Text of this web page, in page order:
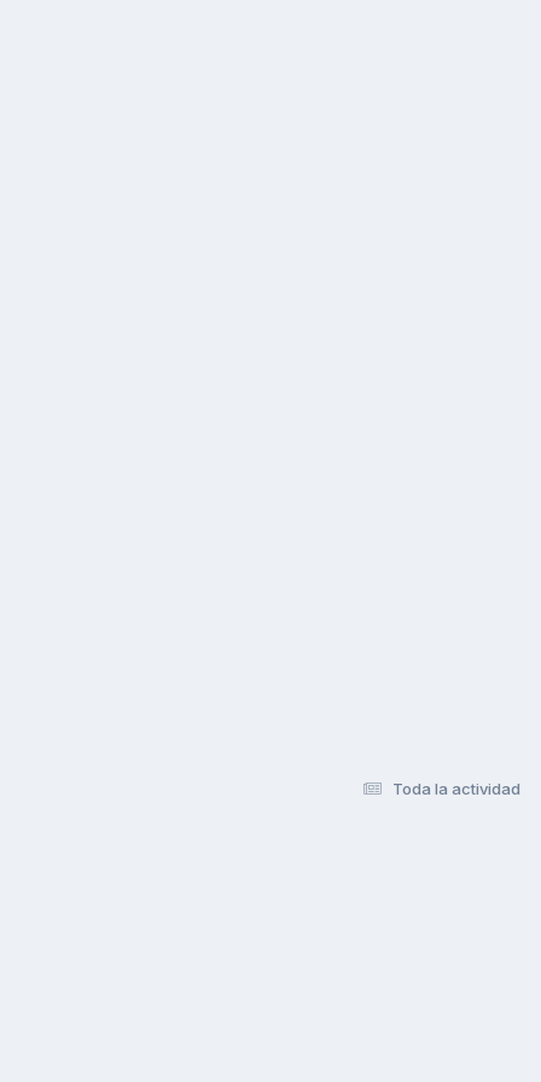
Toda la actividad